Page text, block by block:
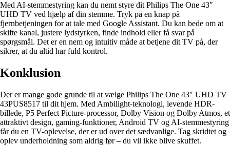
Med AI-stemmestyring kan du nemt styre dit Philips The One 43″
UHD TV ved hjælp af din stemme. Tryk på en knap på
fjernbetjeningen for at tale med Google Assistant. Du kan bede om at
skifte kanal, justere lydstyrken, finde indhold eller få svar på
spørgsmål. Det er en nem og intuitiv måde at betjene dit TV på, der
sikrer, at du altid har fuld kontrol.
Konklusion
Der er mange gode grunde til at vælge Philips The One 43″ UHD TV
43PUS8517 til dit hjem. Med Ambilight-teknologi, levende HDR-
billede, P5 Perfect Picture-processor, Dolby Vision og Dolby Atmos, et
attraktivt design, gaming-funktioner, Android TV og AI-stemmestyring
får du en TV-oplevelse, der er ud over det sædvanlige. Tag skridtet og
oplev underholdning som aldrig før – du vil ikke blive skuffet.